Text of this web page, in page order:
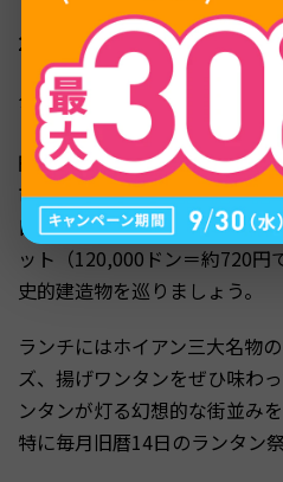
2日目：世界遺産ホイアン旧市
ダナンからホイアンまでは
（料金は約200,000〜300,000
円）。16〜17世紀に国際貿易
市街は、1999年にユネスコ世
日本橋（来遠橋）や福建会館
ット（120,000ドン＝約720円
史的建造物を巡りましょう。
ランチにはホイアン三大名物
ズ、揚げワンタンをぜひ味わ
ンタンが灯る幻想的な街並み
特に毎月旧暦14日のランタン